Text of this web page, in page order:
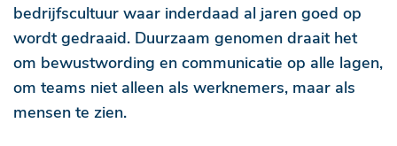
bedrijfscultuur waar inderdaad al jaren goed op
wordt gedraaid. Duurzaam genomen draait het
om bewustwording en communicatie op alle lagen,
om teams niet alleen als werknemers, maar als
mensen te zien.